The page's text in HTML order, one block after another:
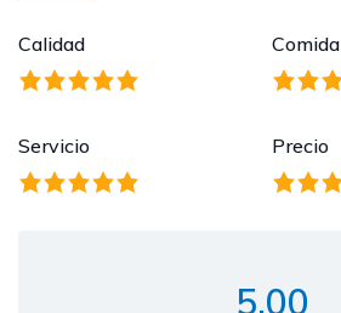
Calidad Comida
Servicio Precio
5.00